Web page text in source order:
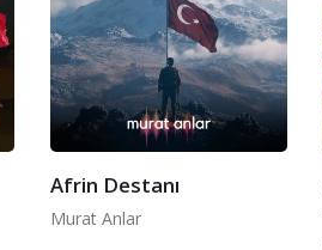
Afrin Destanı
Murat Anlar